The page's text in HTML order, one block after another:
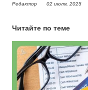
Редактор 02 июля, 2025
Читайте по теме